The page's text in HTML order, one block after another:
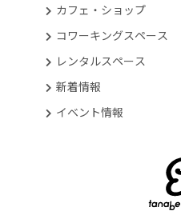
カフェ・ショップ
コワーキングスペース
レンタルスペース
新着情報
イベント情報